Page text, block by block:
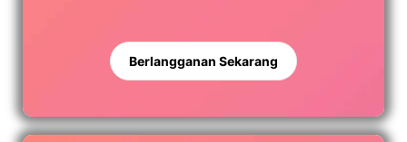
Berlangganan Sekarang